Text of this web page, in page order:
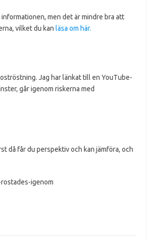
men det är mindre bra att
vilket du kan läsa om här.
Jag har länkat till en YouTube-
går igenom riskerna med
då får du perspektiv och kan jämföra, och
igenom